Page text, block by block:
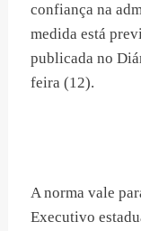
confiança na
medida está
publicada no
feira (12).
A norma vale
Executivo